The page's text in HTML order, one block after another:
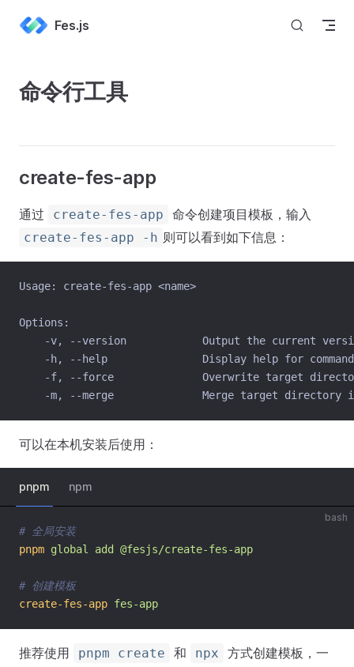
Skip to content
Fes.js
命令行工具
create-fes-app
通过 create-fes-app 命令创建项目模板，输入
create-fes-app -h 则可以看到如下信息：
Usage: create-fes-app <name>
Options:
-v, --version            Output the current
    -h, --help               Display help for command
-f, --force              Overwrite target
-m, --merge              Merge target directory
可以在本机安装后使用：
pnpm npm
bash
# 全局安装
pnpm global add @fesjs/create-fes-app
# 创建模板
create-fes-app fes-app
推荐使用 pnpm create 和 npx
方式创建模板，一